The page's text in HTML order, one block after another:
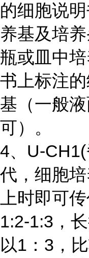
的细胞说
养基及培
瓶或皿中
书上标注
基（一般
可）。
4、U-
代，细胞
上时即可
1:2-1:3，
以1：3，